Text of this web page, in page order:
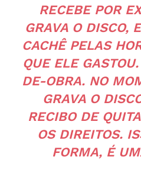
RECEBE POR
GRAVA O DISCO,
CACHÊ PELAS
QUE ELE
DE-OBRA. NO
GRAVA O
RECIBO DE
OS DIREITOS.
FORMA, É